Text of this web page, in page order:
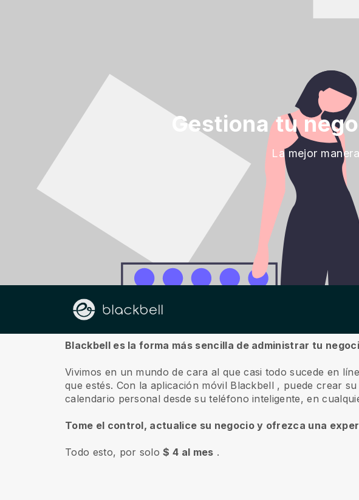
Gestiona tu
La mejor
Sobre nosotros
Blackbell es la forma más sencilla de administrar tu
Vivimos en un mundo de cara al que casi todo sucede en
que estés. Con la aplicación móvil Blackbell , puede crear
calendario personal desde su teléfono inteligente, en
Tome el control, actualice su negocio y ofrezca una
Todo esto, por solo$ 4 al mes .